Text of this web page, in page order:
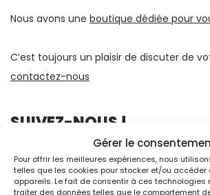
Gérer le
Pour offrir les meilleures expériences, nous
telles que les cookies pour stocker et/ou accéder
appareils. Le fait de consentir à ces technologies
traiter des données telles que le comportement
Nous avons une boutique dédiée pour
C’est toujours un plaisir de discuter de
contactez-nous
SUIVEZ-NOUS !